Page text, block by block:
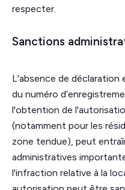
respecter.
Sanctions
L'absence de
du numéro
l'obtention de
(notamment pour les
zone tendue), peut
administratives
l'infraction relative à la